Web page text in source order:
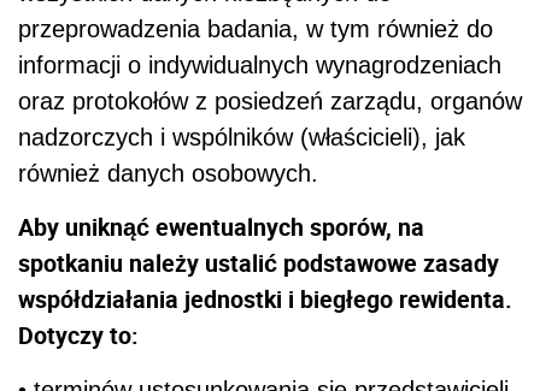
przeprowadzenia badania, w tym również do
informacji o indywidualnych wynagrodzeniach
oraz protokołów z posiedzeń zarządu, organów
nadzorczych i wspólników (właścicieli), jak
również danych osobowych.
Aby uniknąć ewentualnych sporów, na
spotkaniu należy ustalić podstawowe zasady
współdziałania jednostki i biegłego rewidenta.
Dotyczy to: